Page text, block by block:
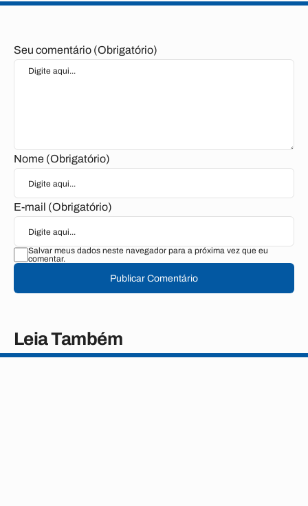
Seu comentário (Obrigatório)
Nome (Obrigatório)
E-mail (Obrigatório)
Salvar meus dados neste navegador para a próxima vez que eu
comentar.
Publicar Comentário
Leia Também